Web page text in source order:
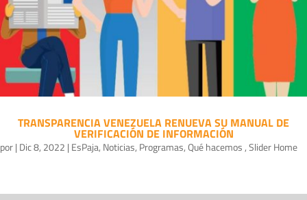
TRANSPARENCIA VENEZUELA RENUEVA SU MANUAL DE
VERIFICACIÓN DE INFORMACIÓN
por| Dic 8, 2022 | EsPaja, Noticias, Programas,Qué hacemos ,Slider Home